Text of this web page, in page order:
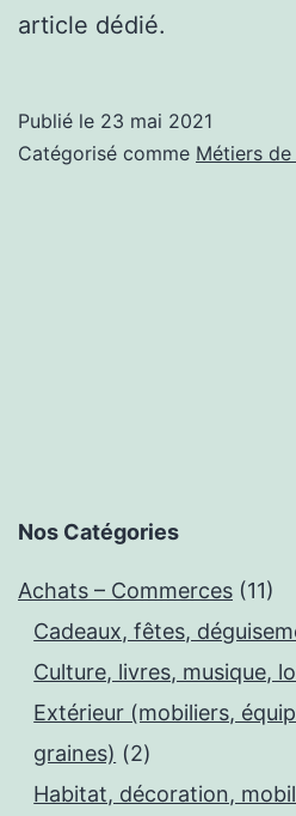
article dédié.
Publié le 23 mai 2021
Catégorisé comme Métiers
Nos Catégories
Achats – Commerces (11)
Cadeaux, fêtes,
Culture, livres, musique,
Extérieur (mobiliers,
graines) (2)
Habitat, décoration,